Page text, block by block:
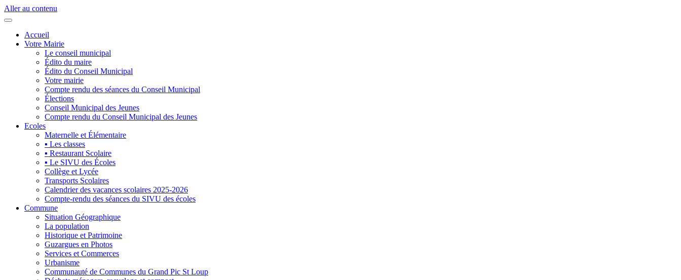
Aller au contenu
Accueil
Votre Mairie
Le conseil municipal
Édito du maire
Édito du Conseil Municipal
Votre mairie
Compte rendu des séances du Conseil Municipal
Élections
Conseil Municipal des Jeunes
Compte rendu du Conseil Municipal des Jeunes
Ecoles
Maternelle et Élémentaire
▪ Les classes
▪ Restaurant Scolaire
▪ Le SIVU des Écoles
Collège et Lycée
Transports Scolaires
Calendrier des vacances scolaires 2025-2026
Compte-rendu des séances du SIVU des écoles
Commune
Situation Géographique
La population
Historique et Patrimoine
Guzargues en Photos
Services et Commerces
Urbanisme
Communauté de Communes du Grand Pic St Loup